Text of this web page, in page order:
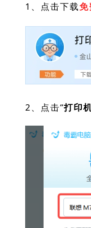
1、点击下载免
2、点击“打印